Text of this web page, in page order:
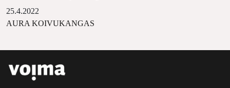
25.4.2022
AURA KOIVUKANGAS